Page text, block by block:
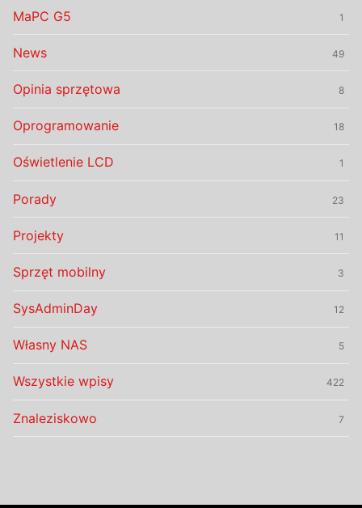
MaPC G5 1
News 49
Opinia sprzętowa 8
Oprogramowanie 18
Oświetlenie LCD 1
Porady 23
Projekty 11
Sprzęt mobilny 3
SysAdminDay 12
Własny NAS 5
Wszystkie wpisy 422
Znaleziskowo 7